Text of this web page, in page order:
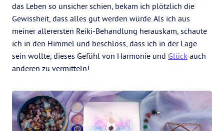
das Leben so unsicher schien, bekam ich plötzlich die
Gewissheit, dass alles gut werden würde. Als ich aus
meiner allerersten Reiki-Behandlung herauskam, schaute
ich in den Himmel und beschloss, dass ich in der Lage
sein wollte, dieses Gefühl von Harmonie und Glück auch
anderen zu vermitteln!